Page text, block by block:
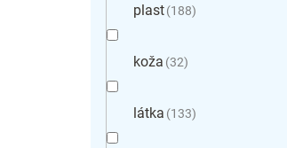
plast 188
koža 32
látka 133